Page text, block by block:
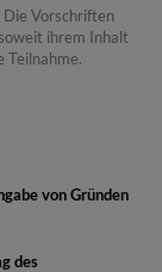
Die Vorschriften
ihrem Inhalt
Teilnahme.
von Gründen
des